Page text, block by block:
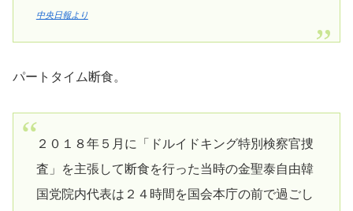
中央日報より
パートタイム断食。
２０１８年５月に「ドルイドキング特別検察官捜
査」を主張して断食を行った当時の金聖泰自由韓
国党院内代表は２４時間を国会本庁の前で過ごし